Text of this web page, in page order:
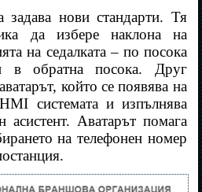
задава нови стандарти. Тя
да избере наклона на
на седалката – по посока
в обратна посока. Друг
който се появява на
системата и изпълнява
асистент. Аватарът помага
на телефонен номер